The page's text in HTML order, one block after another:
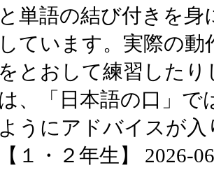
と単語の結び付きを
しています。実際の
をとおして練習した
は、「日本語の口」で
ようにアドバイスが入
【１・２年生】 2026-